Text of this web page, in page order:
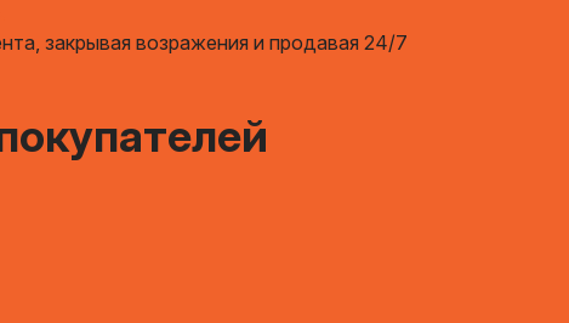
закрывая возражения и продавая 24/7